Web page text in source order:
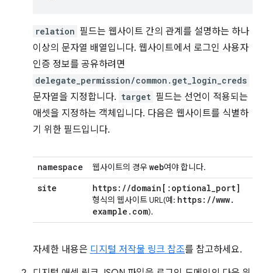
relation 필드는 웹사이트 간의 관계를 설명하는 하나
이상의 문자열 배열입니다. 웹사이트에서 로그인 사용자
인증 정보를 공유하려면
delegate_permission/common.get_login_creds
문자열을 지정합니다. target 필드는 선언이 적용되는
애셋을 지정하는 객체입니다. 다음은 웹사이트를 식별하
기 위한 필드입니다.
namespace 웹사이트의 경우web여야 합니다.
site https: //domain [: optional_port]
형식의 웹사이트 URL(예: https: //www.
example . com).
자세한 내용은 디지털 저작물 링크 참조를 참고하세요.